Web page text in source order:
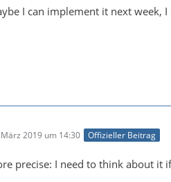
I can implement it next week,
2019 um 14:30 Offizieller Beitrag
precise: I need to think about it